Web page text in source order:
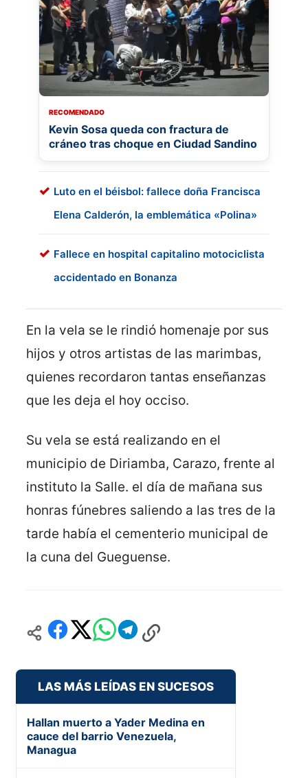
RECOMENDADO
Kevin Sosa queda con fractura de
cráneo tras choque en Ciudad Sandino
Luto en el béisbol: fallece doña Francisca
Elena Calderón, la emblemática «Polina»
Fallece en hospital capitalino motociclista
accidentado en Bonanza
En la vela se le rindió homenaje por sus
hijos y otros artistas de las marimbas,
quienes recordaron tantas enseñanzas
que les deja el hoy occiso.
Su vela se está realizando en el
municipio de Diriamba, Carazo, frente al
instituto la Salle. el día de mañana sus
honras fúnebres saliendo a las tres de la
tarde había el cementerio municipal de
la cuna del Gueguense.
LAS MÁS LEÍDAS EN SUCESOS
Hallan muerto a Yader Medina en
cauce del barrio Venezuela,
Managua